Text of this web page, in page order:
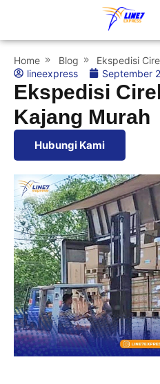
Home Blog
Ekspedisi
lineexpress
September
Ekspedisi
Kajang Murah
Hubungi Kami